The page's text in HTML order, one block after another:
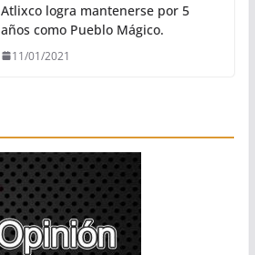
Atlixco logra mantenerse por 5
años como Pueblo Mágico.
11/01/2021